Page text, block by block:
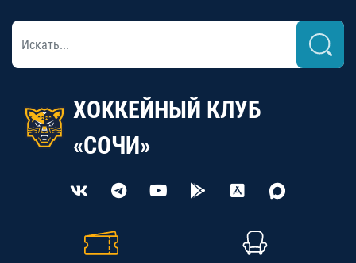
ХОККЕЙНЫЙ КЛУБ
«СОЧИ»